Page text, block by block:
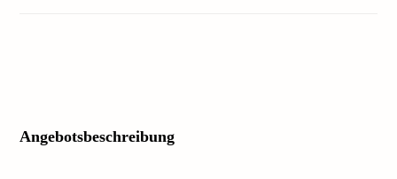
Angebotsbeschreibung